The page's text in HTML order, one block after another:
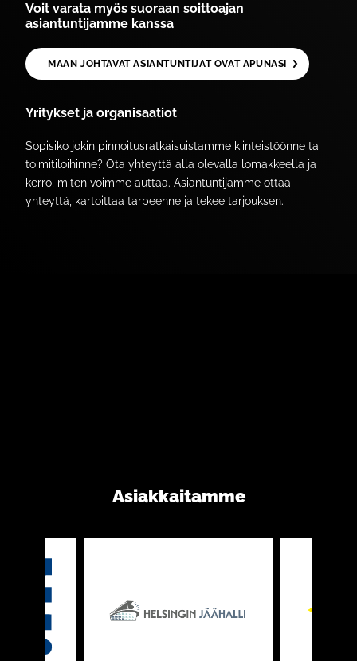
Voit varata myös suoraan soittoajan
asiantuntijamme kanssa
MAAN JOHTAVAT ASIANTUNTIJAT OVAT APUNASI
Yritykset ja organisaatiot
Sopisiko jokin pinnoitusratkaisuistamme kiinteistöönne tai
toimitiloihinne? Ota yhteyttä alla olevalla lomakkeella ja
kerro, miten voimme auttaa. Asiantuntijamme ottaa
yhteyttä, kartoittaa tarpeenne ja tekee tarjouksen.
Asiakkaitamme